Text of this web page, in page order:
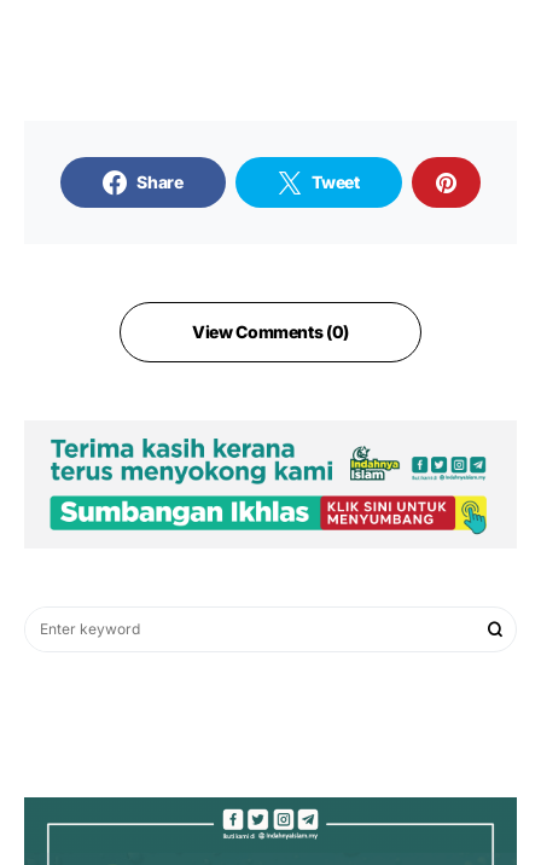
Share Tweet
View Comments (0)